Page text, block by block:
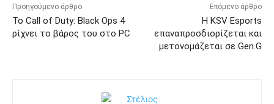
Προηγούμενο άρθρο
Το Call of Duty: Black Ops 4
ρίχνει το βάρος του στo PC
Επόμενο άρθρο
Η KSV Esports
επαναπροσδιορίζεται και
μετονομάζεται σε Gen.G